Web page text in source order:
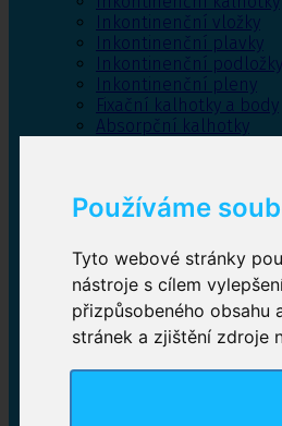
Používáme
Tyto webové stránky
nástroje s cílem
přizpůsobeného obsahu
stránek a zjištění zdroje
Inkontinenční vložky
Inkontinenční plavky
Inkontinenční podložky
Inkontinenční pleny
Fixační kalhotky a body
Absorpční kalhotky
Inkontinenční
Plenkové kalhotky
zalepovací,